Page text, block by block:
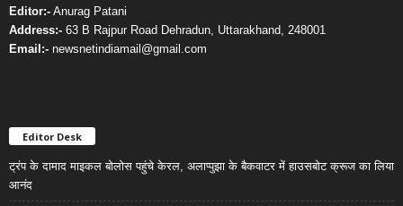
Editor:- Anurag Patani
Address:- 63 B Rajpur Road Dehradun, Uttarakhand, 248001
Email:- newsnetindiamail@gmail.com
Editor Desk
ट्रंप के दामाद माइकल बोलोस पहुंचे केरल, अलाप्पुझा के बैकवाटर में हाउसबोट क्रूज का लिया
आनंद